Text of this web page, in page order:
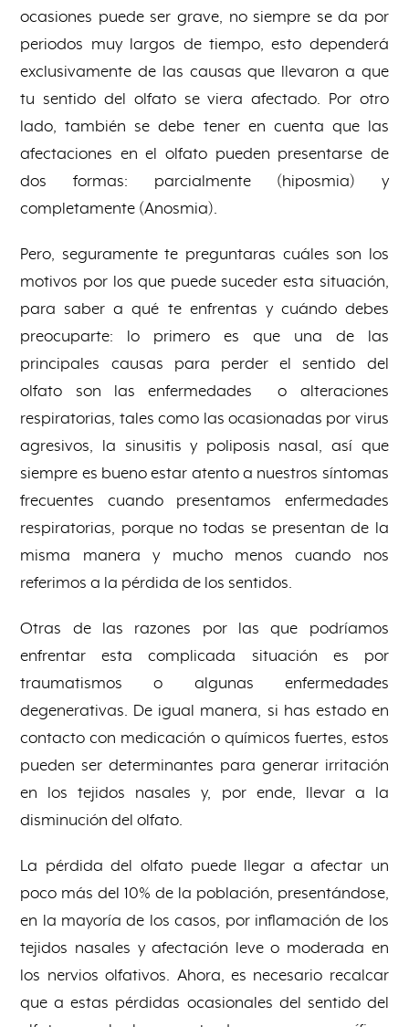
ocasiones puede ser grave, no siempre se da por
periodos muy largos de tiempo, esto dependerá
exclusivamente de las causas que llevaron a que
tu sentido del olfato se viera afectado. Por otro
lado, también se debe tener en cuenta que las
afectaciones en el olfato pueden presentarse de
dos formas: parcialmente (hiposmia) y
completamente (Anosmia).
Pero, seguramente te preguntaras cuáles son los
motivos por los que puede suceder esta situación,
para saber a qué te enfrentas y cuándo debes
preocuparte: lo primero es que una de las
principales causas para perder el sentido del
olfato son las enfermedades o alteraciones
respiratorias, tales como las ocasionadas por virus
agresivos, la sinusitis y poliposis nasal, así que
siempre es bueno estar atento a nuestros síntomas
frecuentes cuando presentamos enfermedades
respiratorias, porque no todas se presentan de la
misma manera y mucho menos cuando nos
referimos a la pérdida de los sentidos.
Otras de las razones por las que podríamos
enfrentar esta complicada situación es por
traumatismos o algunas enfermedades
degenerativas. De igual manera, si has estado en
contacto con medicación o químicos fuertes, estos
pueden ser determinantes para generar irritación
en los tejidos nasales y, por ende, llevar a la
disminución del olfato.
La pérdida del olfato puede llegar a afectar un
poco más del 10% de la población, presentándose,
en la mayoría de los casos, por inflamación de los
tejidos nasales y afectación leve o moderada en
los nervios olfativos. Ahora, es necesario recalcar
que a estas pérdidas ocasionales del sentido del